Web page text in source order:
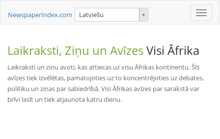
Toggle
NewspaperIndex.com Latviešu
Laikraksti, Ziņu un AvīzesVisi Āfrika
Laikraksti un ziņu avoti, kas attiecas uz visu Āfrikas kontinentu. Šīs
avīzes tiek izvēlētas, pamatojoties uz to koncentrējoties uz debates,
politiku un ziņas par sabiedrībā. Visi Āfrikas avīzes par sarakstā var
brīvi lasīt un tiek atjaunota katru dienu.